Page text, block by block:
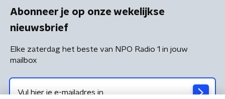
Abonneer je op onze wekelijkse
nieuwsbrief
Elke zaterdag het beste van NPO Radio 1 in jouw
mailbox